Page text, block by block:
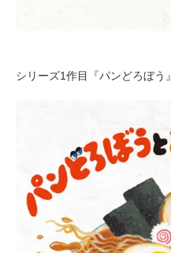
シリーズ1作目『パンどろぼう』